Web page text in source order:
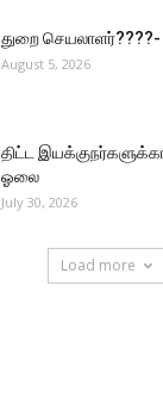
துறை
August 5, 2026
திட்ட
ஓலை
July 30, 2026
Load more